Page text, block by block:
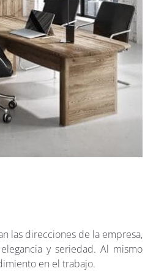
las direcciones de la empresa,
y seriedad. Al mismo
en el trabajo.